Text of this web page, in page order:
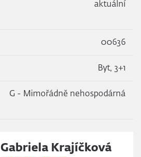
aktuální
00636
Byt, 3+1
G - Mimořádně nehospodárná
Gabriela Krajíčková